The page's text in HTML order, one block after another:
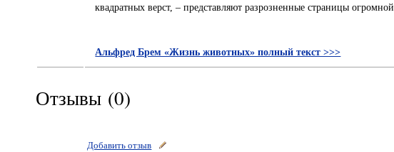
квадратных верст, – представляют разрозненные страницы
Альфред Брем «Жизнь животных» полный текст >>>
Отзывы (0)
Добавить отзыв